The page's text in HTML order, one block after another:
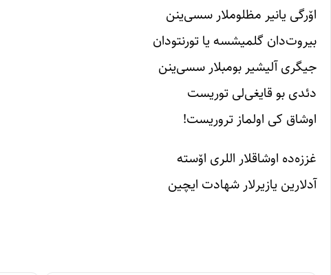
اۆرگی یانیر مظلوملار سسی‌ینن
بیروت‌دان گلمیشسه یا تورنتودان
جیگری آلیشیر بومبلار سسی‌ینن
دئدی بو قایغی‌لی توریست
اوشاق کی اولماز تروریست!
غززه‌ده اوشاقلار اللری اۆسته
آدلارین یازیرلار شهادت ایچین